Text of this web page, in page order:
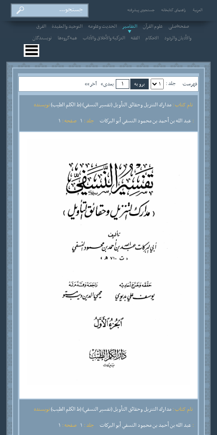
العربیة راهنمای کتابخانه جستجوی پیشرفته
صفحه‌اصلی علوم القرآن التفاسير الحديث وعلومه التوحيد والعقيدة
الفرق
والأديان والردود
الاحکام الفقه التزكية والأخلاق والآداب همه‌گروه‌ها نویسندگان
فهرست جلد : بعدی» آخر»»
نام کتاب :مدارك التنزيل وحقائق التأويل (تفسير النسفي) (ط الكلم الطيب)نویسنده
: عبد الله بن أحمد بن محمود النسفي أبو البركات جلد : صفحه :
نام کتاب :مدارك التنزيل وحقائق التأويل (تفسير النسفي) (ط الكلم الطيب)نویسنده
: عبد الله بن أحمد بن محمود النسفي أبو البركات جلد : صفحه :